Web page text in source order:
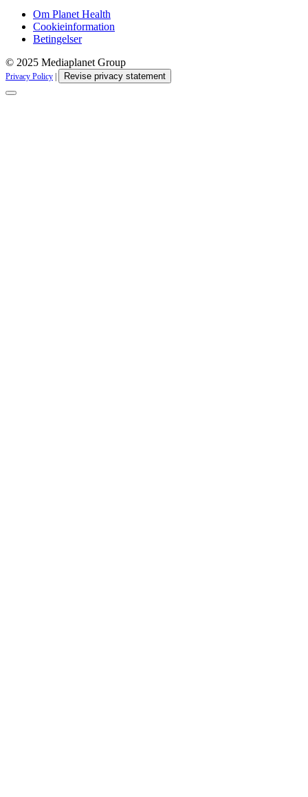
Om Planet Health
Cookieinformation
Betingelser
© 2025 Mediaplanet Group
Privacy Policy Revise privacy statement